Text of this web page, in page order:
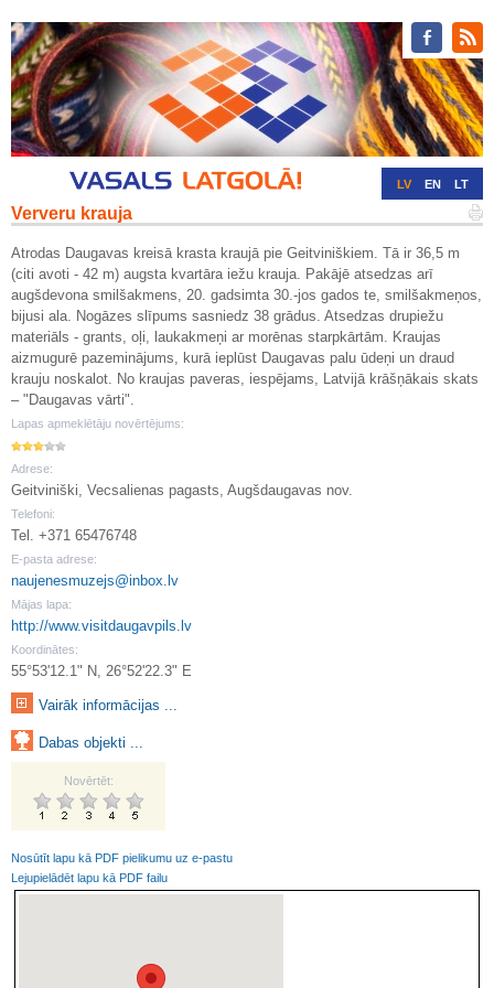
LV EN LT
Ververu krauja
Atrodas Daugavas kreisā krasta kraujā pie Geitviniškiem. Tā ir 36,5 m
(citi avoti - 42 m) augsta kvartāra iežu krauja. Pakājē atsedzas arī
augšdevona smilšakmens, 20. gadsimta 30.-jos gados te, smilšakmeņos,
bijusi ala. Nogāzes slīpums sasniedz 38 grādus. Atsedzas drupiežu
materiāls - grants, oļi, laukakmeņi ar morēnas starpkārtām. Kraujas
aizmugurē pazeminājums, kurā ieplūst Daugavas palu ūdeņi un draud
krauju noskalot. No kraujas paveras, iespējams, Latvijā krāšņākais skats
– "Daugavas vārti".
Lapas apmeklētāju novērtējums:
Adrese:
Geitviniški, Vecsalienas pagasts, Augšdaugavas nov.
Telefoni:
Tel. +371 65476748
E-pasta adrese:
naujenesmuzejs@inbox.lv
Mājas lapa:
http://www.visitdaugavpils.lv
Koordinātes:
55°53'12.1" N, 26°52'22.3" E
Vairāk informācijas ...
Dabas objekti ...
Novērtēt:
Nosūtīt lapu kā PDF pielikumu uz e-pastu
Lejupielādēt lapu kā PDF failu